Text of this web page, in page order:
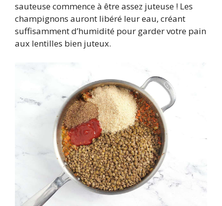
sauteuse commence à être assez juteuse ! Les
champignons auront libéré leur eau, créant
suffisamment d’humidité pour garder votre pain
aux lentilles bien juteux.